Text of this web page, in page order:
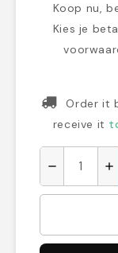
Koop nu,
Kies je
Order it
receive it
remove add